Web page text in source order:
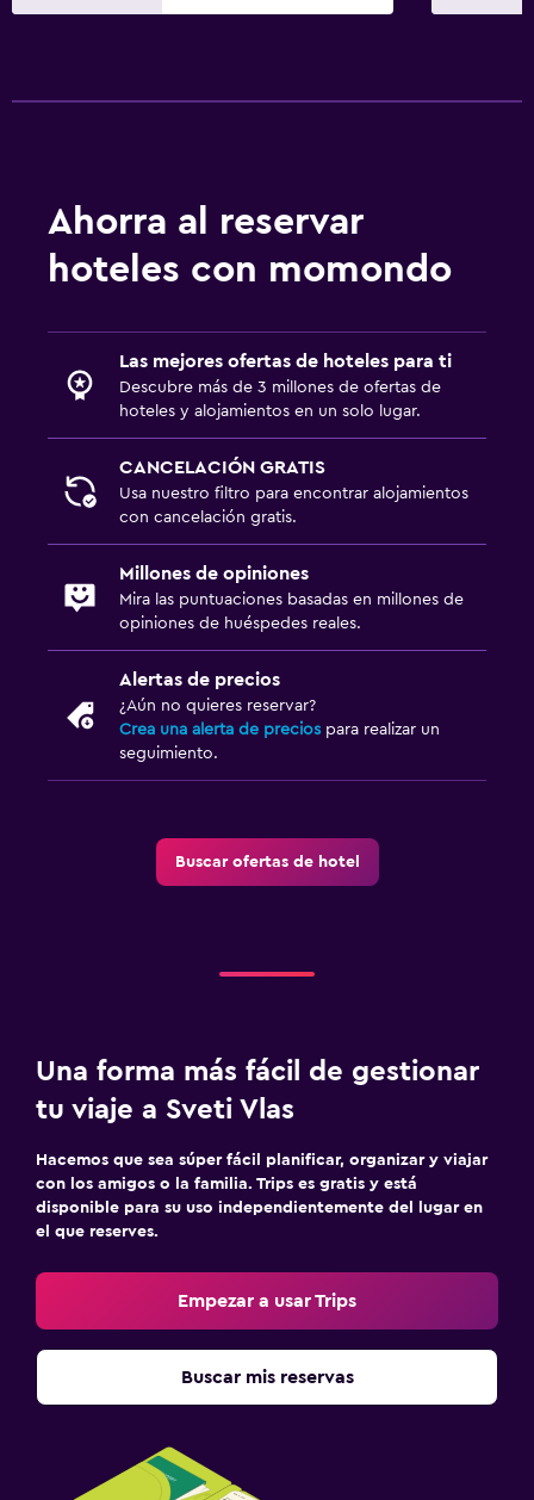
Ahorra al reservar
hoteles con momondo
Las mejores ofertas de hoteles para ti
Descubre más de 3 millones de ofertas de
hoteles y alojamientos en un solo lugar.
CANCELACIÓN GRATIS
Usa nuestro filtro para encontrar alojamientos
con cancelación gratis.
Millones de opiniones
Mira las puntuaciones basadas en millones de
opiniones de huéspedes reales.
Alertas de precios
¿Aún no quieres reservar?
Crea una alerta de precios para realizar un
seguimiento.
Buscar ofertas de hotel
Una forma más fácil de gestionar
tu viaje a Sveti Vlas
Hacemos que sea súper fácil planificar, organizar y viajar
con los amigos o la familia. Trips es gratis y está
disponible para su uso independientemente del lugar en
el que reserves.
Empezar a usar Trips
Buscar mis reservas